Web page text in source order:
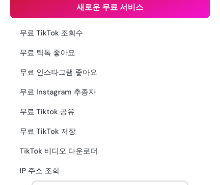
새로운 무료 서비스
무료 TikTok 조회수
무료 틱톡 좋아요
무료 인스타그램 좋아요
무료 Instagram 추종자
무료 Tiktok 공유
무료 TikTok 저장
TikTok 비디오 다운로더
IP 주소 조회